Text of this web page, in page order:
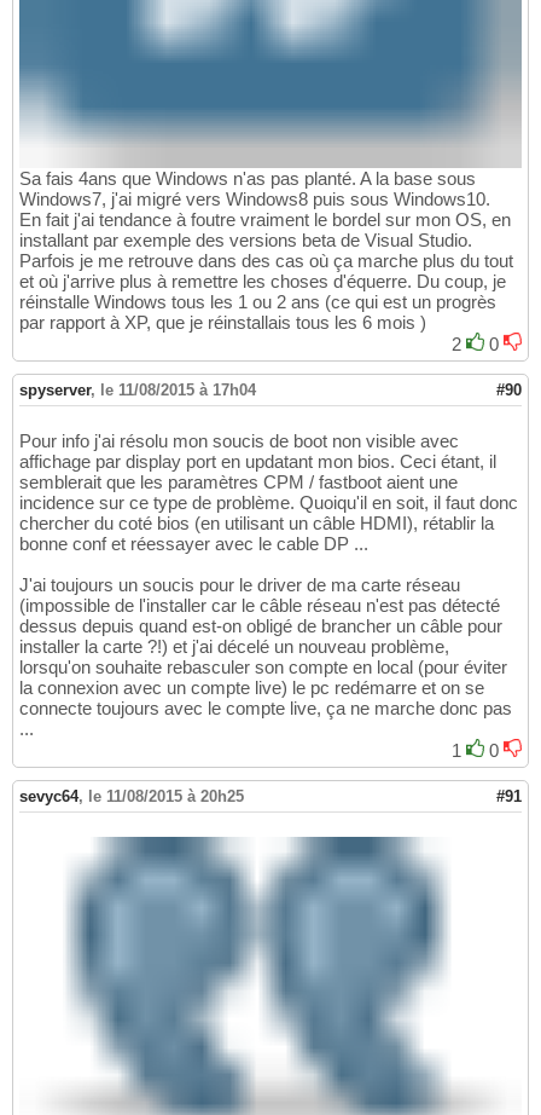
Sa fais 4ans que Windows n'as pas planté. A la base sous
Windows7, j'ai migré vers Windows8 puis sous Windows10.
En fait j'ai tendance à foutre vraiment le bordel sur mon OS, en
installant par exemple des versions beta de Visual Studio.
Parfois je me retrouve dans des cas où ça marche plus du tout
et où j'arrive plus à remettre les choses d'équerre. Du coup, je
réinstalle Windows tous les 1 ou 2 ans (ce qui est un progrès
par rapport à XP, que je réinstallais tous les 6 mois )
2
0
spyserver, le 11/08/2015 à 17h04 #90
Pour info j'ai résolu mon soucis de boot non visible avec
affichage par display port en updatant mon bios. Ceci étant, il
semblerait que les paramètres CPM / fastboot aient une
incidence sur ce type de problème. Quoiqu'il en soit, il faut donc
chercher du coté bios (en utilisant un câble HDMI), rétablir la
bonne conf et réessayer avec le cable DP ...
J'ai toujours un soucis pour le driver de ma carte réseau
(impossible de l'installer car le câble réseau n'est pas détecté
dessus depuis quand est-on obligé de brancher un câble pour
installer la carte ?!) et j'ai décelé un nouveau problème,
lorsqu'on souhaite rebasculer son compte en local (pour éviter
la connexion avec un compte live) le pc redémarre et on se
connecte toujours avec le compte live, ça ne marche donc pas
...
1
0
sevyc64, le 11/08/2015 à 20h25 #91